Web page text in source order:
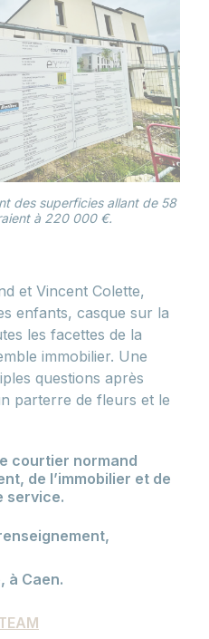
des superficies allant de 58
à 220 000 €.
et Vincent Colette,
enfants, casque sur la
les facettes de la
immobilier. Une
questions après
parterre de fleurs et le
courtier normand
de l’immobilier et de
service.
à Caen.